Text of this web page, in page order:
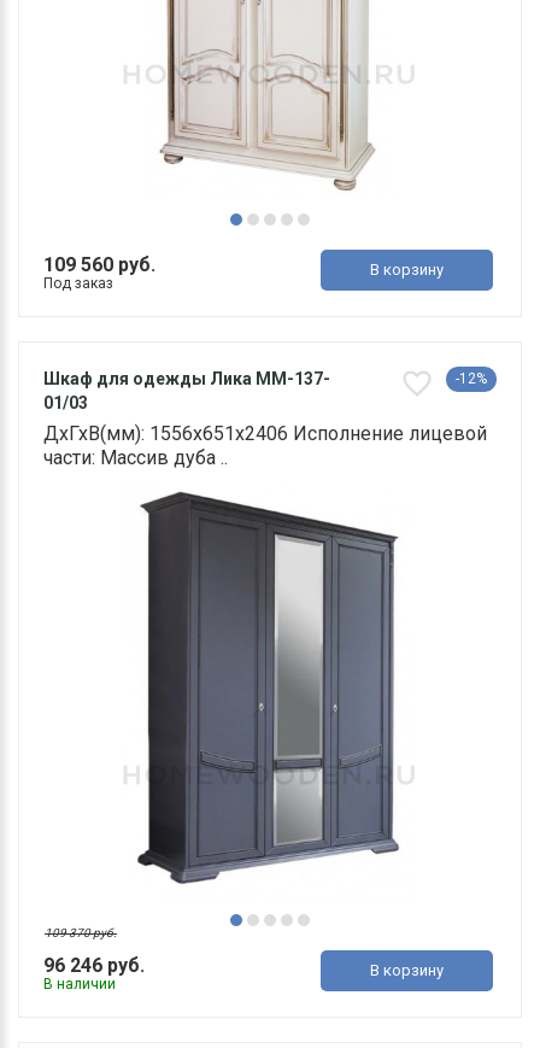
109 560 руб.
Под заказ
В корзину
Шкаф для одежды Лика ММ-137-
01/03
-12%
ДхГхВ(мм): 1556х651х2406 Исполнение лицевой
части: Массив дуба ..
96 246 руб.
109 370 руб.
В наличии
В корзину